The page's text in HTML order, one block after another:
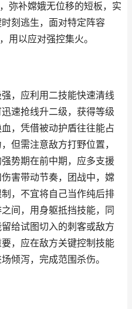
弥补嫦娥无位移的短板，实
刻逃生，面对特定阵容
用以应对强控集火。
，应利用二技能快速清线
速抢线升二级，获得等级
，凭借被动护盾往往能占
但需注意敌方打野位置，
势期在前中期，应多支援
害带动节奏，团战中，嫦
，不宜将自己当作纯后排
间，用身躯抵挡技能，同
给试图切入的刺客或敌方
，应在敌方关键控制技能
倾泻，完成范围杀伤。